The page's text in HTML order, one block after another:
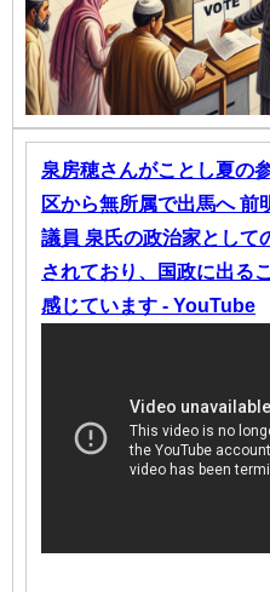
泉房穂さんがことし夏の
区から無所属で出馬へ 前
議員 泉氏の政治家として
されており、国政に出る
感じています - YouTube